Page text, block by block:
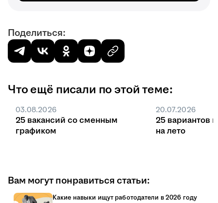
Поделиться:
Что ещё писали по этой теме:
03.08.2026
25 вакансий со сменным
графиком
20.07.2026
25 вариантов
на лето
Вам могут понравиться статьи:
Какие навыки ищут работодатели в 2026 году